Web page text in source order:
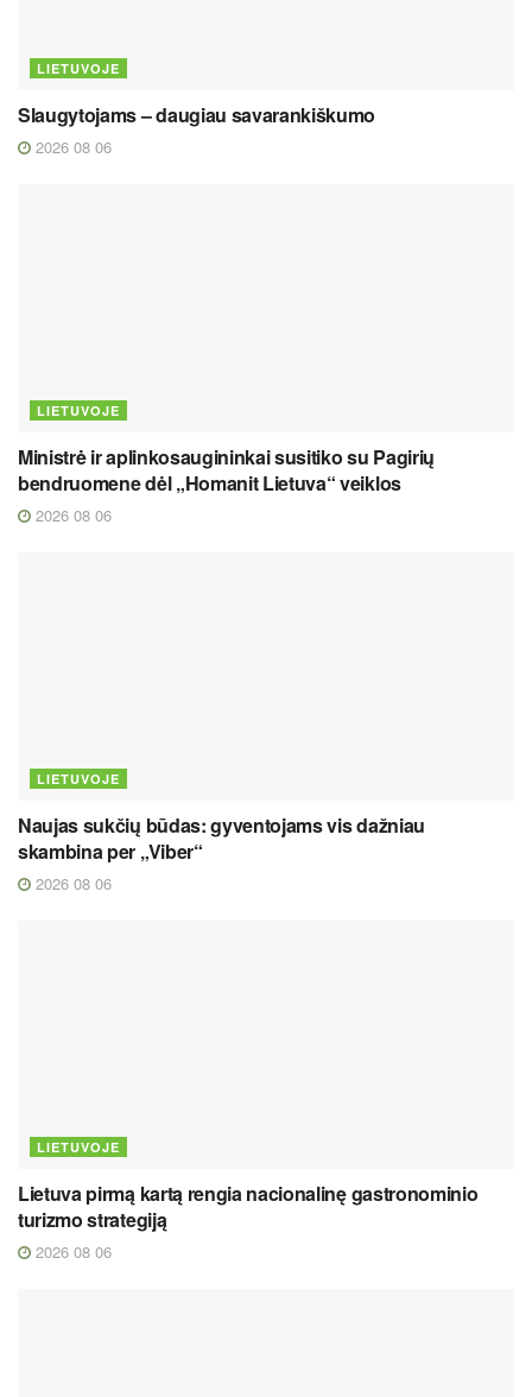
LIETUVOJE
Slaugytojams – daugiau savarankiškumo
2026 08 06
LIETUVOJE
Ministrė ir aplinkosaugininkai susitiko su Pagirių
bendruomene dėl „Homanit Lietuva“ veiklos
2026 08 06
LIETUVOJE
Naujas sukčių būdas: gyventojams vis dažniau
skambina per „Viber“
2026 08 06
LIETUVOJE
Lietuva pirmą kartą rengia nacionalinę gastronominio
turizmo strategiją
2026 08 06